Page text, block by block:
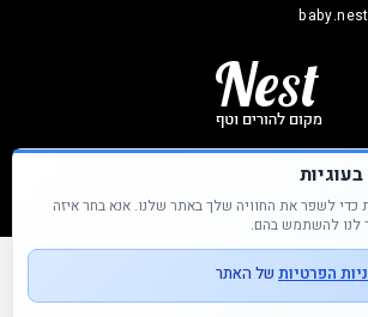
Nest &copy כל הזכויות שמורות
כדי לשפר את החוויה שלך באתר שלנו. אנא בחר איזה
לנו להשתמש בהם.
הפרטיות של האתר